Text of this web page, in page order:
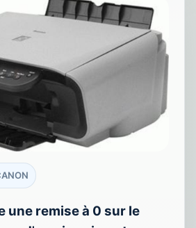
une remise à 0 sur le